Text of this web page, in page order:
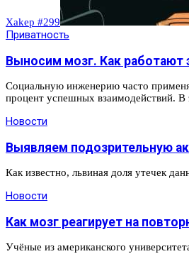
Xakep #299
Приватность
Выносим мозг. Как работают
Социальную инженерию часто
процент успешных взаимодействий.
Новости
Выявляем подозрительную
Как известно, львиная доля утечек
Новости
Как мозг реагирует на
Учёные из американского